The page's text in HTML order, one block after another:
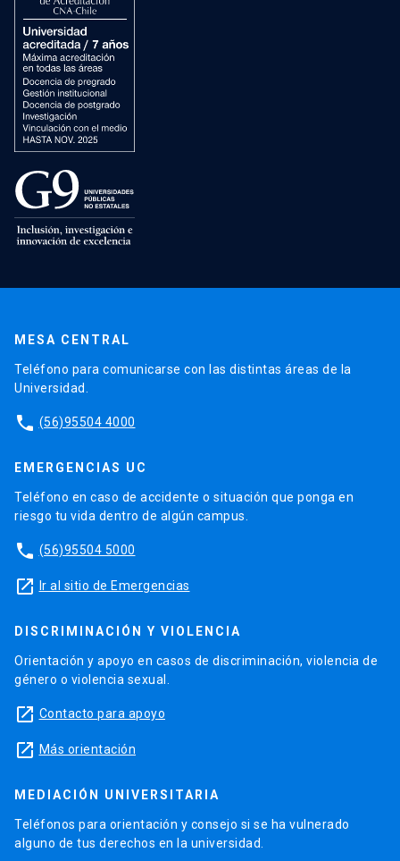
MESA CENTRAL
Teléfono para comunicarse con las distintas áreas de la
Universidad.
phone (56)95504 4000
EMERGENCIAS UC
Teléfono en caso de accidente o situación que ponga en
riesgo tu vida dentro de algún campus.
phone (56)95504 5000
launch Ir al sitio de Emergencias
DISCRIMINACIÓN Y VIOLENCIA
Orientación y apoyo en casos de discriminación, violencia de
género o violencia sexual.
launch Contacto para apoyo
launch Más orientación
MEDIACIÓN UNIVERSITARIA
Teléfonos para orientación y consejo si se ha vulnerado
alguno de tus derechos en la universidad.